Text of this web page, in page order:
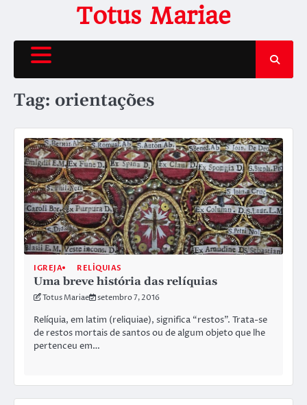
content
Totus Mariae
Tag: orientações
IGREJA RELÍQUIAS
Uma breve história das relíquias
Totus Mariae setembro 7, 2016
Relíquia, em latim (reliquiae), significa “restos”. Trata-se
de restos mortais de santos ou de algum objeto que lhe
pertenceu em…